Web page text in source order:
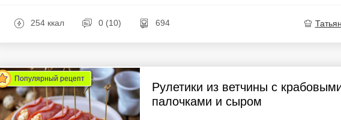
254 ккал 0 (10) 694
Популярный рецепт
Рулетики из ветчины с
палочками и сыром